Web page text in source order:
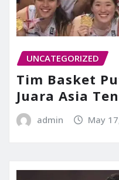
UNCATEGORIZED
Tim Basket
Juara Asia
admin May